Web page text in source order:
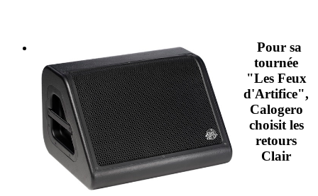
Pour sa
tournée
"Les Feux
d'Artifice",
Calogero
choisit les
retours
Clair